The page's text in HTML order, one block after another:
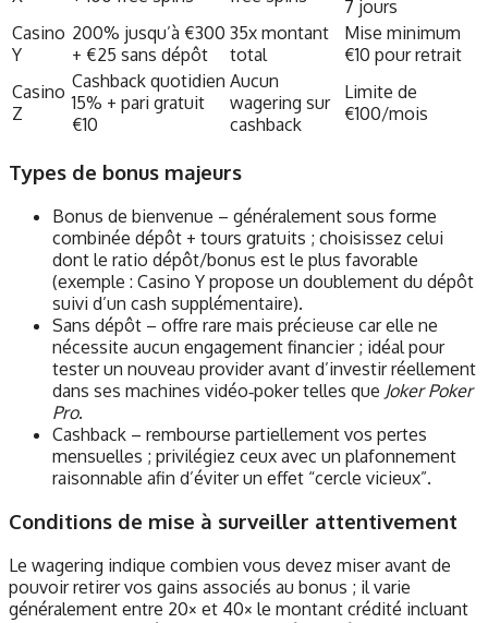
7 jours
Casino
Y
200% jusqu’à €300
+ €25 sans dépôt
35x montant
total
Mise minimum
€10 pour retrait
Casino
Z
Cashback quotidien
15% + pari gratuit
€10
Aucun
wagering sur
cashback
Limite de
€100/mois
Types de bonus majeurs
Bonus de bienvenue – généralement sous forme
combinée dépôt + tours gratuits ; choisissez celui
dont le ratio dépôt/bonus est le plus favorable
(exemple : Casino Y propose un doublement du dépôt
suivi d’un cash supplémentaire).
Sans dépôt – offre rare mais précieuse car elle ne
nécessite aucun engagement financier ; idéal pour
tester un nouveau provider avant d’investir réellement
dans ses machines vidéo‑poker telles que Joker Poker
Pro.
Cashback – rembourse partiellement vos pertes
mensuelles ; privilégiez ceux avec un plafonnement
raisonnable afin d’éviter un effet “cercle vicieux”.
Conditions de mise à surveiller attentivement
Le wagering indique combien vous devez miser avant de
pouvoir retirer vos gains associés au bonus ; il varie
généralement entre 20× et 40× le montant crédité incluant